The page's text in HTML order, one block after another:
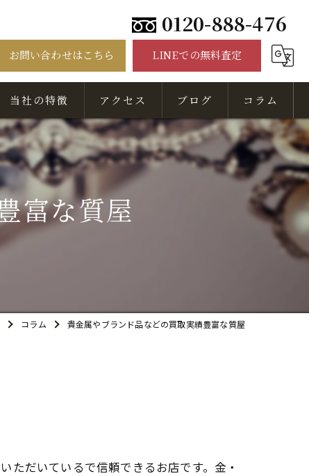
0120-888-476
お問い合わせはこちら LINEでの無料査定
当社の特徴
骨董品
美術品
出張
無料相談
アクセス ブログ コラム
富な質屋
コラム 貴金属やブランド品などの買取実績豊富な質屋
ただいているで信頼できるお店です。金・